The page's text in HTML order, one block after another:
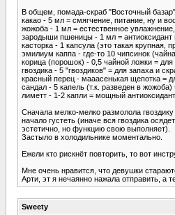
В общем, помада-скраб "Восточный
какао - 5 мл = смягчение, питание, ну и
жожоба - 1 мл = естественное
зародыши пшеницы - 1 мл = антиоксидант
касторка - 1 капсула (это такая крупная,
эмилиум каппа - где-то 10 чипсинок
корица (порошок) - 0,5 чайной ложки = для
гвоздика - 5 "гвоздиков" = для запаха и
красный перец - мааасенькая щепотка =
сандал - 5 капель (т.к. разведен в
лиметт - 1-2 капли = мощный
Сначала мелко-мелко размолола
начало густеть (иначе вся гвоздика
эстетично, но функцию свою выполняет).
Застыло в холодильнике моментально.
Ежели кто рискнёт повторить, то вот
Мне очень нравится, что девушки
Арти, эт я нечаянно нажала отправить, а
Sweety